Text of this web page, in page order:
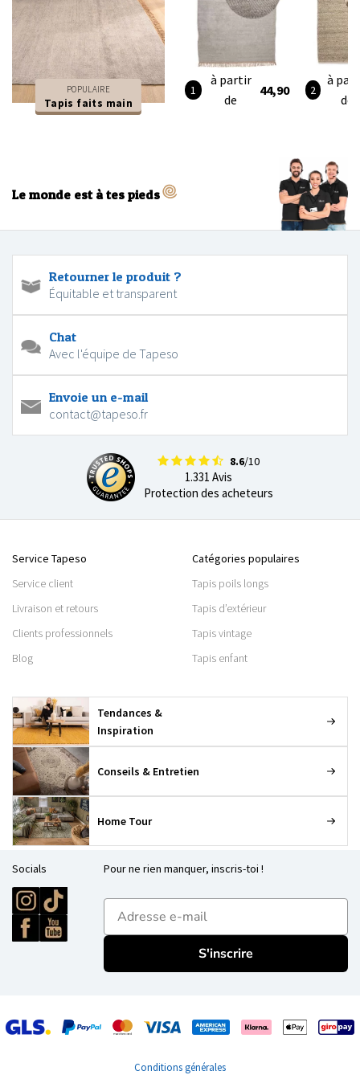
POPULAIRE
Tapis faits main
à partir
de
44,90
à
de
Le monde est à tes pieds
Retourner le produit ?
Équitable et transparent
Chat
Avec l'équipe de Tapeso
Envoie un e-mail
contact@tapeso.fr
8.6/10
1.331 Avis
Protection des acheteurs
Service Tapeso
Service client
Livraison et retours
Clients professionnels
Blog
Catégories populaires
Tapis poils longs
Tapis d’extérieur
Tapis vintage
Tapis enfant
Tendances &
Inspiration
Conseils & Entretien
Home Tour
Socials Pour ne rien manquer, inscris-toi !
E-mailadres
S'inscrire
Conditions générales